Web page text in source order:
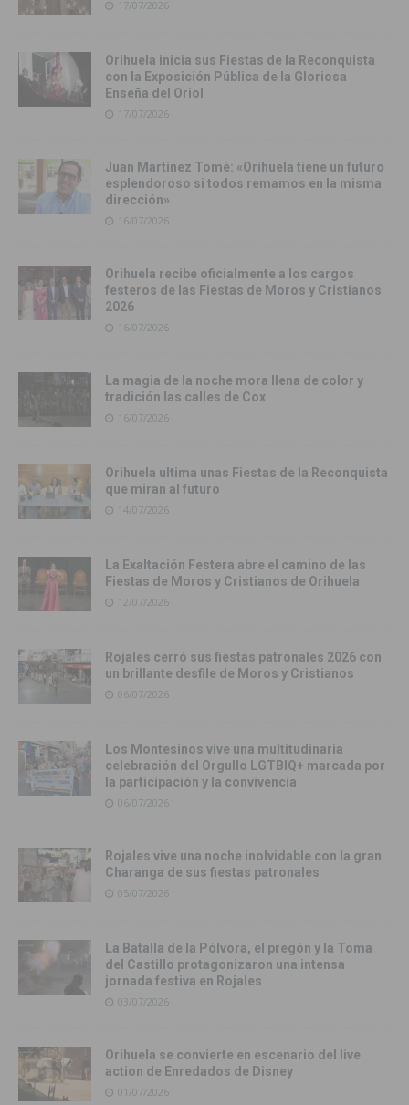
17/07/2026
Orihuela inicia sus Fiestas de la Reconquista
con la Exposición Pública de la Gloriosa
Enseña del Oriol
17/07/2026
Juan Martínez Tomé: «Orihuela tiene un futuro
esplendoroso si todos remamos en la misma
dirección»
16/07/2026
Orihuela recibe oficialmente a los cargos
festeros de las Fiestas de Moros y Cristianos
2026
16/07/2026
La magia de la noche mora llena de color y
tradición las calles de Cox
16/07/2026
Orihuela ultima unas Fiestas de la Reconquista
que miran al futuro
14/07/2026
La Exaltación Festera abre el camino de las
Fiestas de Moros y Cristianos de Orihuela
12/07/2026
Rojales cerró sus fiestas patronales 2026 con
un brillante desfile de Moros y Cristianos
06/07/2026
Los Montesinos vive una multitudinaria
celebración del Orgullo LGTBIQ+ marcada por
la participación y la convivencia
06/07/2026
Rojales vive una noche inolvidable con la gran
Charanga de sus fiestas patronales
05/07/2026
La Batalla de la Pólvora, el pregón y la Toma
del Castillo protagonizaron una intensa
jornada festiva en Rojales
03/07/2026
Orihuela se convierte en escenario del live
action de Enredados de Disney
01/07/2026